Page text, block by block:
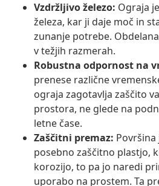
Vzdržljivo železo: Ograja
železa, kar ji daje moč in
zunanje potrebe.
v težjih razmerah.
Robustna odpornost na
prenese različne
ograja zagotavlja zaščito
prostora, ne glede na
letne čase.
Zaščitni premaz: Površina
posebno zaščitno plastjo,
korozijo, to pa jo naredi
uporabo na prostem. Ta